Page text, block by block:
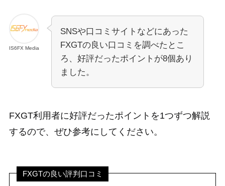
IS6FX Media
SNSや口コミサイトなどにあった
FXGTの良い口コミを調べたとこ
ろ、好評だったポイントが8個あり
ました。
FXGT利用者に好評だったポイントを1つずつ解説
するので、ぜひ参考にしてください。
FXGTの良い評判口コミ